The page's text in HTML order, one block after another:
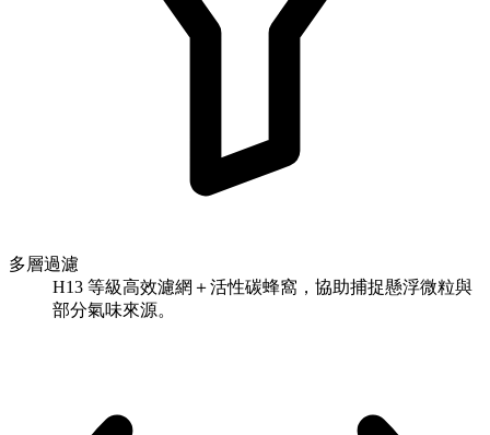
多層過濾
H13 等級高效濾網＋活性碳蜂窩，協助捕捉懸浮微粒與
部分氣味來源。